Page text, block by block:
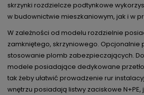
skrzynki rozdzielcze podtynkowe
w budownictwie mieszkaniowym, jak i w
W zależności od modelu rozdzielnie
zamkniętego, skrzyniowego. Opcjonalnie
stosowanie plomb zabezpieczających.
modele posiadające dedykowane
tak żeby ułatwić prowadzenie rur
wnętrzu posiadają listwy zaciskowe